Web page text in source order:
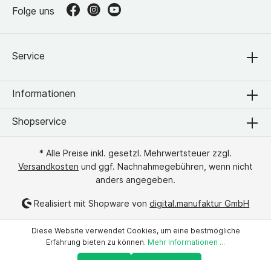
Service
Folge uns
Informationen
Shopservice
* Alle Preise inkl. gesetzl. Mehrwertsteuer zzgl.
Versandkosten und ggf. Nachnahmegebühren, wenn nicht
anders angegeben.
Realisiert mit Shopware vondigital.manufaktur GmbH
Diese Website verwendet Cookies, um eine bestmögliche
Erfahrung bieten zu können. Mehr Informationen ...